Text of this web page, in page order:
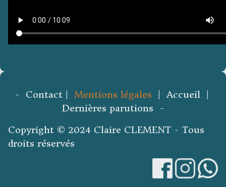
- Contact | Mentions légales | Accueil |
Dernières parutions -
Copyright © 2024 Claire CLEMENT - Tous
droits réservés